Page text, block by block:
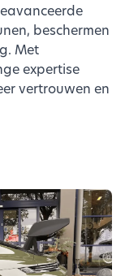
beschermen
Met
expertise
vertrouwen en